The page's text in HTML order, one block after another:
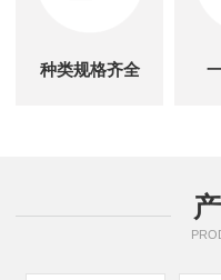
种类规格齐全